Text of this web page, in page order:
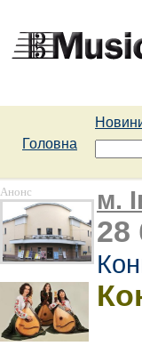
Головна
Анонс м.
28